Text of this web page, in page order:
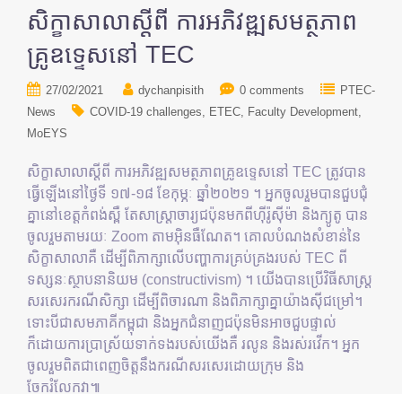
សិក្ខាសាលាស្តីពី ការអភិវឌ្ឍសមត្ថភាព
គ្រូឧទ្ទេសនៅ TEC
27/02/2021 dychanpisith 0 comments
PTEC-
News
COVID-19 challenges ETEC
Faculty Development
MoEYS
សិក្ខាសាលាស្តីពី ការអភិវឌ្ឍសមត្ថភាពគ្រូឧទ្ទេសនៅ TEC ត្រូវបាន
ធ្វើឡើងនៅថ្ងៃទី ១៧-១៨ ខែកុម្ភៈ ឆ្នាំ២០២១ ។ អ្នកចូលរួមបានជួបជុំ
គ្នានៅខេត្តកំពង់ស្ពឺ តែសាស្រ្តាចារ្យជប៉ុនមកពីហ៊ីរ៉ូស៊ីម៉ា និងក្យូតូ បាន
ចូលរួមតាមរយៈ Zoom តាមអ៊ិនធឺណែត។ គោលបំណងសំខាន់នៃ
សិក្ខាសាលាគឺ ដើម្បីពិភាក្សាលើបញ្ហាការគ្រប់គ្រងរបស់ TEC ពី
ទស្សនៈស្ថាបនានិយម (constructivism) ។ យើងបានប្រើវិធីសាស្រ្ត
សរសេរករណីសិក្សា ដើម្បីពិចារណា និងពិភាក្សាគ្នាយ៉ាងស៊ីជម្រៅ។
ទោះបីជាសមភាគីកម្ពុជា និងអ្នកជំនាញជប៉ុនមិនអាចជួបផ្ទាល់
ក៏ដោយការប្រាស្រ័យទាក់ទងរបស់យើងគឺ រលូន និងរស់រវើក។ អ្នក
ចូលរួមពិតជាពេញចិត្តនឹងករណីសរសេរដោយក្រុម និង
ចែករំលែកវា៕